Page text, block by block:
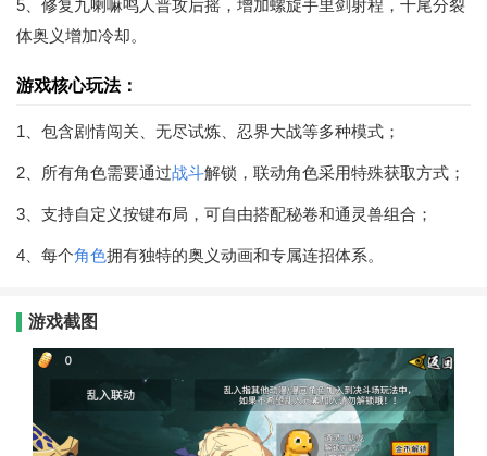
5、修复九喇嘛鸣人普攻后摇，增加螺旋手里剑射程，十尾分裂
体奥义增加冷却。
游戏核心玩法：
1、包含剧情闯关、无尽试炼、忍界大战等多种模式；
2、所有角色需要通过战斗解锁，联动角色采用特殊获取方式；
3、支持自定义按键布局，可自由搭配秘卷和通灵兽组合；
4、每个角色拥有独特的奥义动画和专属连招体系。
游戏截图